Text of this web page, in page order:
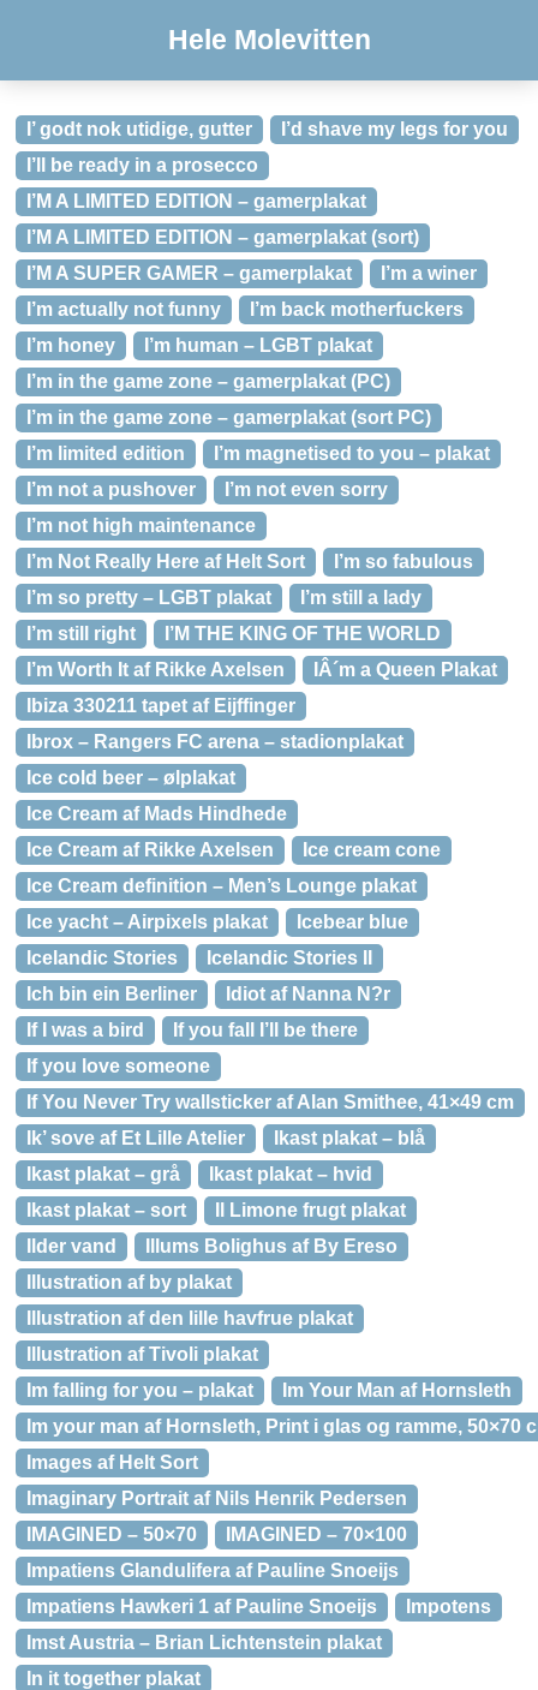
Hele Molevitten
I’ godt nok utidige, gutter
I’d shave my legs for you
I’ll be ready in a prosecco
I’M A LIMITED EDITION – gamerplakat
I’M A LIMITED EDITION – gamerplakat (sort)
I’M A SUPER GAMER – gamerplakat
I’m a winer
I’m actually not funny
I’m back motherfuckers
I’m honey
I’m human – LGBT plakat
I’m in the game zone – gamerplakat (PC)
I’m in the game zone – gamerplakat (sort PC)
I’m limited edition
I’m magnetised to you – plakat
I’m not a pushover
I’m not even sorry
I’m not high maintenance
I’m Not Really Here af Helt Sort
I’m so fabulous
I’m so pretty – LGBT plakat
I’m still a lady
I’m still right
I’M THE KING OF THE WORLD
I’m Worth It af Rikke Axelsen
IÂ´m a Queen Plakat
Ibiza 330211 tapet af Eijffinger
Ibrox – Rangers FC arena – stadionplakat
Ice cold beer – ølplakat
Ice Cream af Mads Hindhede
Ice Cream af Rikke Axelsen
Ice cream cone
Ice Cream definition – Men’s Lounge plakat
Ice yacht – Airpixels plakat
Icebear blue
Icelandic Stories
Icelandic Stories II
Ich bin ein Berliner
Idiot af Nanna N?r
If I was a bird
If you fall I’ll be there
If you love someone
If You Never Try wallsticker af Alan Smithee, 41×49 cm
Ik’ sove af Et Lille Atelier
Ikast plakat – blå
Ikast plakat – grå
Ikast plakat – hvid
Ikast plakat – sort
Il Limone frugt plakat
Ilder vand
Illums Bolighus af By Ereso
Illustration af by plakat
Illustration af den lille havfrue plakat
Illustration af Tivoli plakat
Im falling for you – plakat
Im Your Man af Hornsleth
Im your man af Hornsleth, Print i glas og ramme, 50×70
Images af Helt Sort
Imaginary Portrait af Nils Henrik Pedersen
IMAGINED – 50×70
IMAGINED – 70×100
Impatiens Glandulifera af Pauline Snoeijs
Impatiens Hawkeri 1 af Pauline Snoeijs
Impotens
Imst Austria – Brian Lichtenstein plakat
In it together plakat